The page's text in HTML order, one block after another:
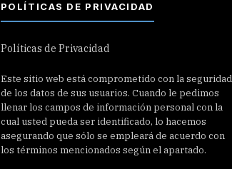
POLÍTICAS DE PRIVACIDAD
Políticas de Privacidad
Este sitio web está comprometido con la seguridad
de los datos de sus usuarios. Cuando le pedimos
llenar los campos de información personal con la
cual usted pueda ser identificado, lo hacemos
asegurando que sólo se empleará de acuerdo con
los términos mencionados según el apartado.